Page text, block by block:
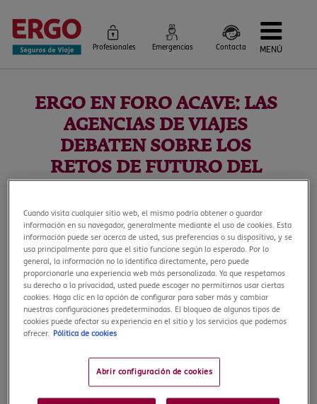
Profesionales Emergencias Contacta MENÚ
Seguros por destino
Más Seguros
Siniestros e Instrucciones
Información Corporativa
ERGO EN FORO ACAVE: LAS
AGENCIAS DE VIAJES
DEBATEN SOBRE LOS
RETOS DE FUTURO DEL
6 de noviembre, 2023
Más de 200 agencias de viajes y profesionales del
turismo, entre ellos María Martínez, Oscar Esteban y
Cristina Ferres de ERGO Seguros de Viaje, participaron el
pasado 3 de Octubre en el XXIII Foro de ACAVE, en el
Sant Pau Recinto Modernista de Barcelona.
ACAVE (Asociación Catalana de Agencias de Viaje)
muy positivo para la reserva de viajes pese a los
escenarios de desaceleración económica que prevén los
Cuando visita cualquier sitio web, el mismo podría obtener o guardar
información en su navegador, generalmente mediante el uso de cookies. Esta
información puede ser acerca de usted, sus preferencias o su dispositivo, y se
usa principalmente para que el sitio funcione según lo esperado. Por lo
general, la información no lo identifica directamente, pero puede
proporcionarle una experiencia web más personalizada. Ya que respetamos
su derecho a la privacidad, usted puede escoger no permitirnos usar ciertas
cookies. Haga clic en la opción de configurar para saber más y cambiar
nuestras configuraciones predeterminadas. El bloqueo de algunos tipos de
cookies puede afectar su experiencia en el sitio y los servicios que podemos
ofrecer. Pólitica de cookies
Abrir configuración de cookies